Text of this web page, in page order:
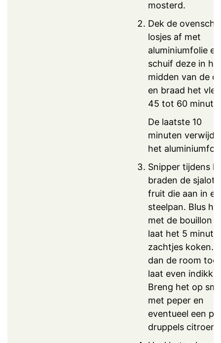
mosterd.
Dek de
losjes af met
aluminiumfolie en
schuif deze in
midden van de
en braad het
45 tot 60
De laatste 10
minuten
het
Snipper tijdens
braden de sjalot
fruit die aan in
steelpan. Blus
met de bouillon
laat het 5
zachtjes koken.
dan de room toe,
laat even
Breng het op
met peper en
eventueel een
druppels